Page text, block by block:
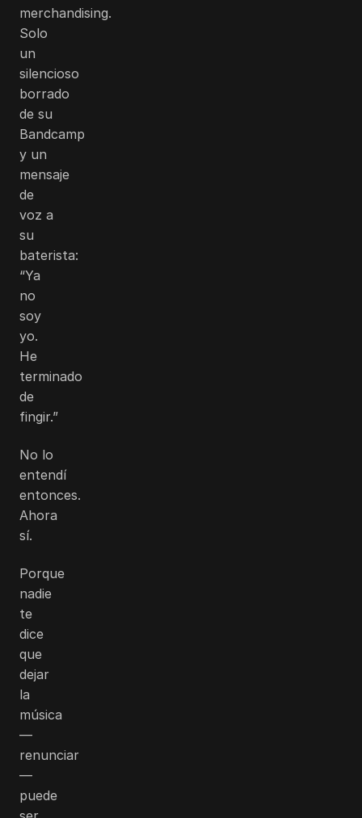
merchandising.
Solo
un
silencioso
borrado
de su
Bandcamp
y un
mensaje
de
voz a
su
baterista:
“Ya
no
soy
yo.
He
terminado
de
fingir.”
No lo
entendí
entonces.
Ahora
sí.
Porque
nadie
te
dice
que
dejar
la
música
—
renunciar
—
puede